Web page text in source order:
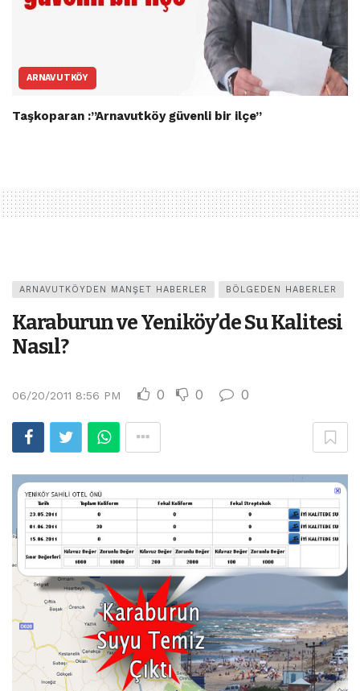
ARNAVUTKÖY
Taşkoparan :”Arnavutköy güvenli bir ilçe”
ARNAVUTKÖYDEN MANŞET HABERLER BÖLGEDEN HABERLER
Karaburun ve Yeniköy’de Su Kalitesi
Nasıl?
06/20/2011 8:56 PM 0 0 0